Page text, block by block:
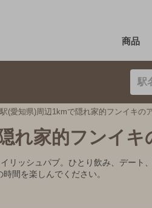
商品
(愛知県)周辺1kmで隠れ家的フンイキの
れ家的フンイ
リッシュパブ。ひとり飲み、デー
間を楽しんでください。